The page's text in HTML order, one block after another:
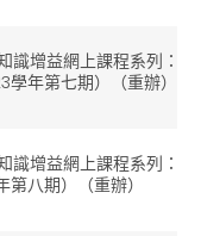
識增益網上課程系列：
年第七期）（重辦）
識增益網上課程系列：
第八期）（重辦）